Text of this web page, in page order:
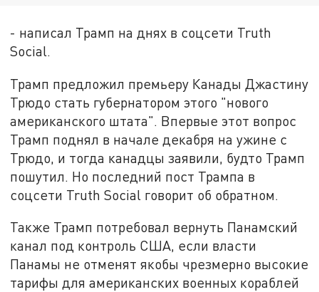
- написал Трамп на днях в соцсети Truth
Social.
Трамп предложил премьеру Канады Джастину
Трюдо стать губернатором этого "нового
американского штата". Впервые этот вопрос
Трамп поднял в начале декабря на ужине с
Трюдо, и тогда канадцы заявили, будто Трамп
пошутил. Но последний пост Трампа в
соцсети Truth Social говорит об обратном.
Также Трамп потребовал вернуть Панамский
канал под контроль США, если власти
Панамы не отменят якобы чрезмерно высокие
тарифы для американских военных кораблей